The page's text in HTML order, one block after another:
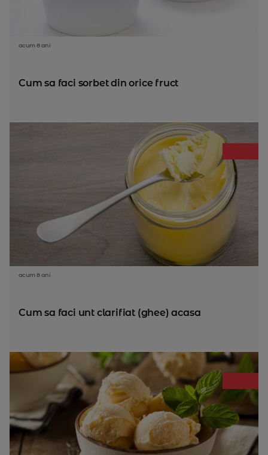
acum 8 ani
Cum sa faci sorbet din orice fruct
acum 8 ani
Cum sa faci unt clarifiat (ghee) acasa